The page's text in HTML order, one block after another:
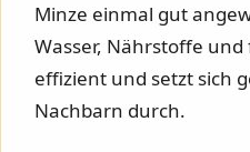
Minze einmal gut
Wasser, Nährstoffe
effizient und setzt sich
Nachbarn durch.